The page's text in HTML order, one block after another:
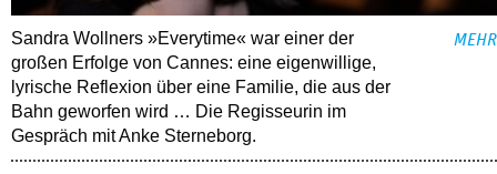
Sandra Wollners »Everytime« war einer der
großen Erfolge von Cannes: eine eigenwillige,
lyrische Reflexion über eine ­Familie, die aus der
Bahn geworfen wird … Die Regisseurin im
Gespräch mit Anke Sterneborg.
MEHR